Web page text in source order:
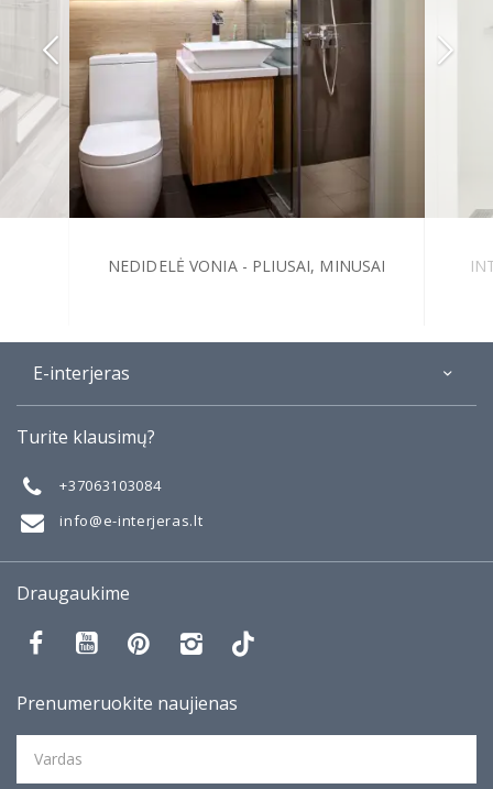
NEDIDELĖ VONIA - PLIUSAI, MINUSAI
E-interjeras
Mano darbai
Taisyklės
Turite klausimų?
+37063103084
info@e-interjeras.lt
Draugaukime
Prenumeruokite naujienas